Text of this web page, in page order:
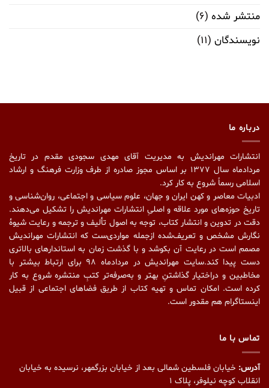
منتشر شده (۶)
نویسندگان (۱۱)
درباره ما
انتشارات مهراندیش به مدیریت آقای مهدی سجودی مقدم در تاریخ
مردادماه سال ۱۳۷۷ بر اساس مجوز صادره از طرف وزارت فرهنگ و ارشاد
اسلامی رسماً شروع به کار کرد.
ادبیات معاصر و کهن ایران و جهان، علوم سیاسی و اجتماعی، روان‌شناسی و
تاریخ حوزه‌های مورد علاقه و اصلیِ انتشارات مهراندیش را تشکیل می‌دهند.
دقت در تدوین و انتشار کتاب،‌ توجه به اصول تألیف و ترجمه و رعایت شیوهٔ
نگارش مشخص و تعریف‌شده ازجمله مواردی‌ست که انتشارات مهراندیش
مصمم است در رعایت آن بکوشد و با گذشت زمان به استاندارهای بالاتری
دست پیدا کند.سایت مهراندیش در مردادماه ۹۸ برای ارتباط بیشتر با
مخاطبین و دراختیار گذاشتنِ بهتر و به‌صرفه‌تر کتبِ منتشره شروع به کار
کرده است. امکان تماس و تهیه کتاب از طریق فضاهای اجتماعی از قبیل
اینستاگرام هم مقدور است.
تماس با ما
آدرس: خیابان فلسطین شمالی بعد از خیابان بزرگمهر، نرسیده به خیابان
انقلاب کوچه نیلوفر، پلاک ۱